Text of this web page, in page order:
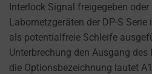
Interlock Signal freigegeben
Labornetzgeräten der DP-S
als potentialfreie Schleife
Unterbrechung den Ausgang
die Optionsbezeichnung lautet